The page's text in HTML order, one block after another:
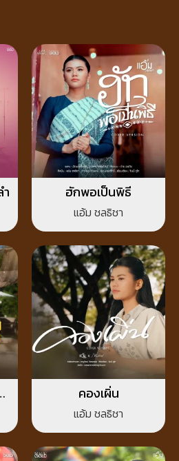
ฮักพอเป็นพิธี
แอ้ม ชลธิชา
คองเผิ่น
แอ้ม ชลธิชา